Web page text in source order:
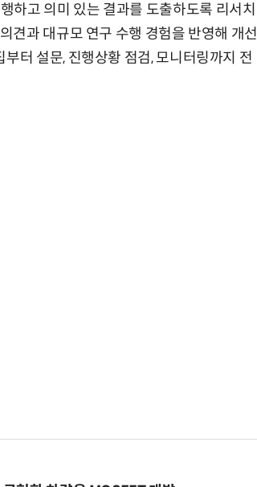
하고 의미 있는 결과를 도출하도록 리서치
견과 대규모 연구 수행 경험을 반영해 개선
터 설문, 진행상황 점검, 모니터링까지 전